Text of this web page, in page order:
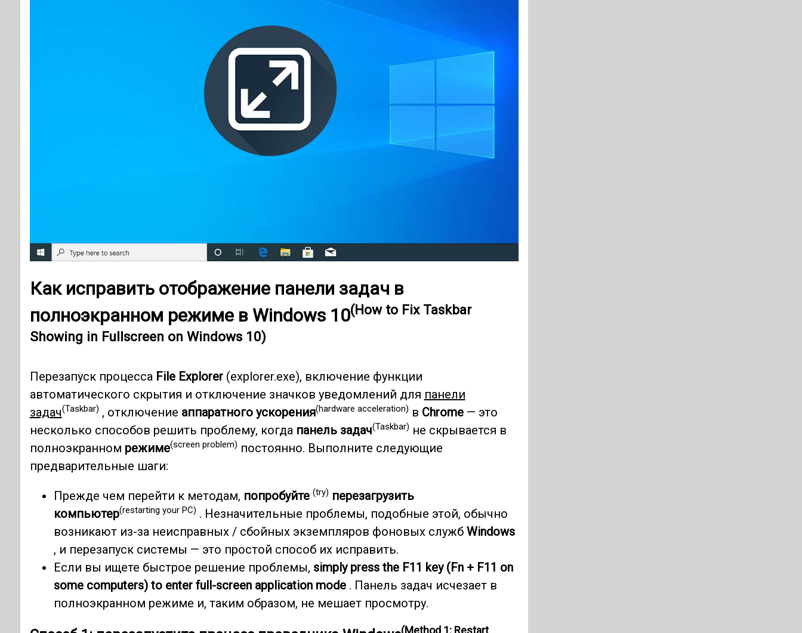
Как исправить отображение панели задач в
полноэкранном режиме в Windows 10(How to Fix Taskbar
Showing in Fullscreen on Windows 10)
Перезапуск процесса File Explorer(explorer.exe), включение функции
автоматического скрытия и отключение значков уведомлений для панели
задач(Taskbar) , отключение аппаратного ускорения(hardware acceleration) в Chrome— это
несколько способов решить проблему, когда панель задач(Taskbar) не скрывается в
полноэкранном режиме(screen problem) постоянно. Выполните следующие
предварительные шаги:
Прежде чем перейти к методам, попробуйте (try) перезагрузить
компьютер(restarting your PC) . Незначительные проблемы, подобные этой, обычно
возникают из-за неисправных / сбойных экземпляров фоновых служб Windows
, и перезапуск системы — это простой способ их исправить.
Если вы ищете быстрое решение проблемы, simply press the F11 key (Fn + F11 on
some computers) to enter full-screen application mode. Панель задач исчезает в
полноэкранном режиме и, таким образом, не мешает просмотру.
(Method 1: Restart